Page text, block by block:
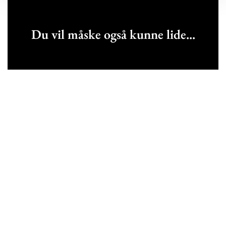
Du vil måske også kunne lide...